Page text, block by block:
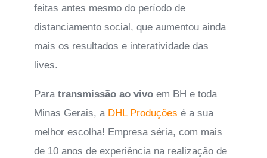
feitas antes mesmo do período de
distanciamento social, que aumentou ainda
mais os resultados e interatividade das
lives.
Para transmissão ao vivo em BH e toda
Minas Gerais, a DHL Produções é a sua
melhor escolha! Empresa séria, com mais
de 10 anos de experiência na realização de